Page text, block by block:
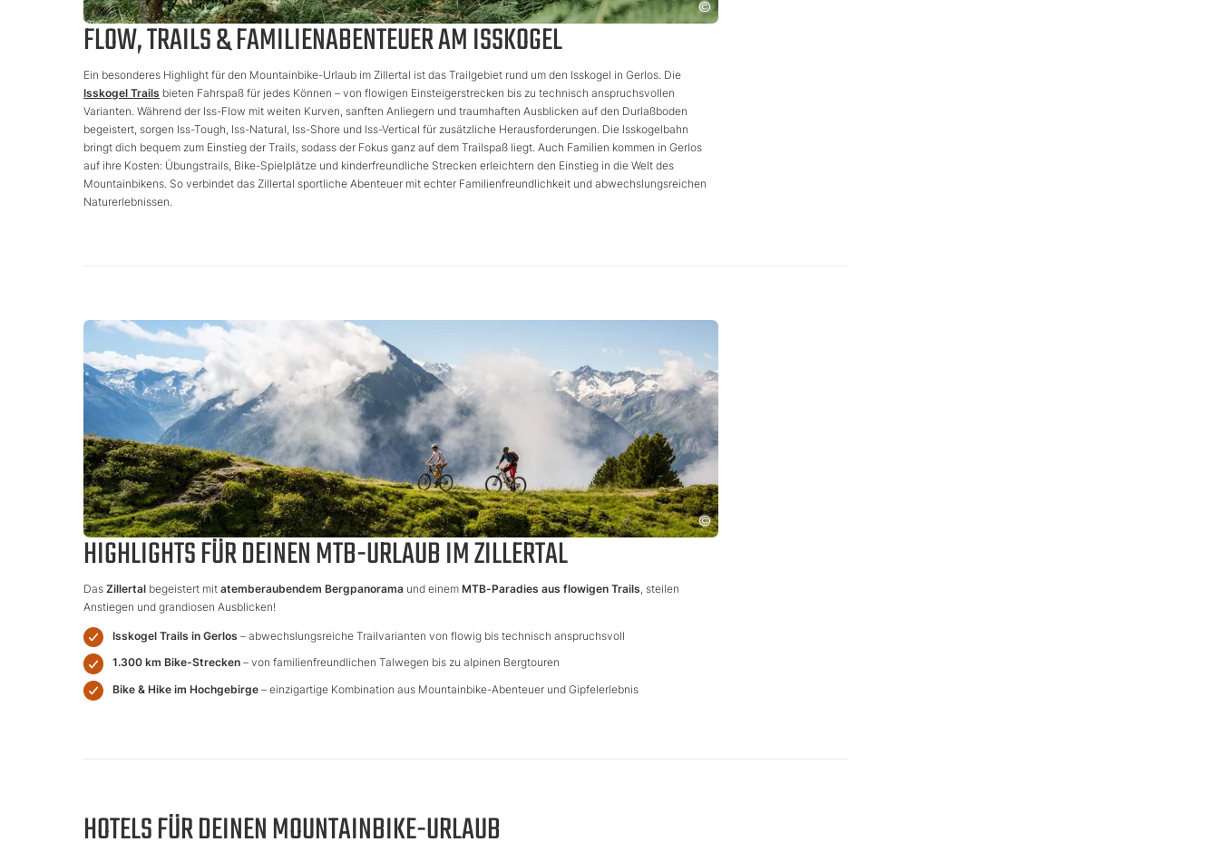
FLOW, TRAILS & FAMILIENABENTEUER AM ISSKOGEL
Ein besonderes Highlight für den Mountainbike-Urlaub im Zillertal ist das Trailgebiet rund um den Isskogel in Gerlos. Die
Isskogel Trails bieten Fahrspaß für jedes Können – von flowigen Einsteigerstrecken bis zu technisch anspruchsvollen
Varianten. Während der Iss-Flow mit weiten Kurven, sanften Anliegern und traumhaften Ausblicken auf den Durlaßboden
begeistert, sorgen Iss-Tough, Iss-Natural, Iss-Shore und Iss-Vertical für zusätzliche Herausforderungen. Die Isskogelbahn
bringt dich bequem zum Einstieg der Trails, sodass der Fokus ganz auf dem Trailspaß liegt. Auch Familien kommen in Gerlos
auf ihre Kosten: Übungstrails, Bike-Spielplätze und kinderfreundliche Strecken erleichtern den Einstieg in die Welt des
Mountainbikens. So verbindet das Zillertal sportliche Abenteuer mit echter Familienfreundlichkeit und abwechslungsreichen
Naturerlebnissen.
HIGHLIGHTS FÜR DEINEN MTB-URLAUB IM ZILLERTAL
Das Zillertal begeistert mit atemberaubendem Bergpanorama und einem MTB-Paradies aus flowigen Trails , steilen
Anstiegen und grandiosen Ausblicken!
Isskogel Trails in Gerlos – abwechslungsreiche Trailvarianten von flowig bis technisch anspruchsvoll
1.300 km Bike-Strecken – von familienfreundlichen Talwegen bis zu alpinen Bergtouren
Bike & Hike im Hochgebirge – einzigartige Kombination aus Mountainbike-Abenteuer und Gipfelerlebnis
HOTELS FÜR DEINEN MOUNTAINBIKE-URLAUB